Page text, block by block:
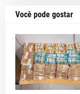
Você pode gostar